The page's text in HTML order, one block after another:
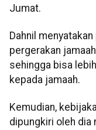
Jumat.
Dahnil
pergerakan
sehingga bisa
kepada jamaah.
Kemudian,
dipungkiri oleh dia